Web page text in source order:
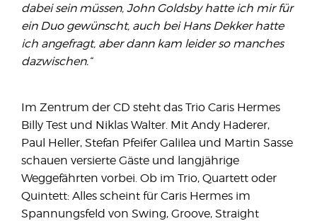
dabei sein müssen, John Goldsby hatte ich mir für
ein Duo gewünscht, auch bei Hans Dekker hatte
ich angefragt, aber dann kam leider so manches
dazwischen.“
Im Zentrum der CD steht das Trio Caris Hermes
Billy Test und Niklas Walter. Mit Andy Haderer,
Paul Heller, Stefan Pfeifer Galilea und Martin Sasse
schauen versierte Gäste und langjährige
Weggefährten vorbei. Ob im Trio, Quartett oder
Quintett: Alles scheint für Caris Hermes im
Spannungsfeld von Swing, Groove, Straight